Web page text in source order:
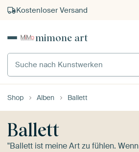
Kostenloser Versand
mimone art
Suche nach Kunstwerken
Shop Alben Ballett
Ballett
"Ballett ist meine Art zu fühlen.